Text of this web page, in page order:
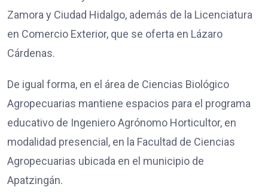
Zamora y Ciudad Hidalgo, además de la Licenciatura
en Comercio Exterior, que se oferta en Lázaro
Cárdenas.
De igual forma, en el área de Ciencias Biológico
Agropecuarias mantiene espacios para el programa
educativo de Ingeniero Agrónomo Horticultor, en
modalidad presencial, en la Facultad de Ciencias
Agropecuarias ubicada en el municipio de
Apatzingán.